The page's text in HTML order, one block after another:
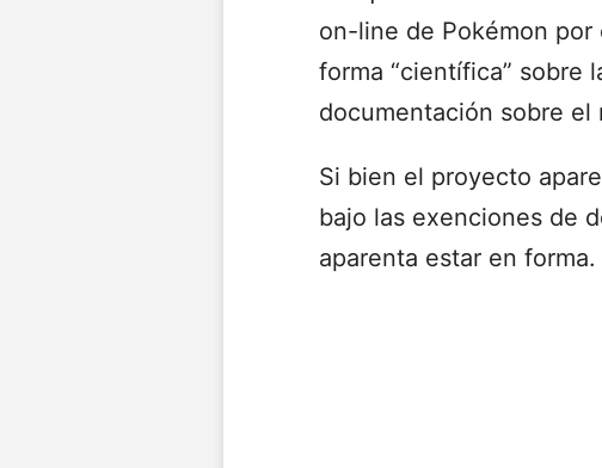
on-line de Pokémon por
forma “científica” sobre
documentación sobre el
Si bien el proyecto
bajo las exenciones de
aparenta estar en forma.